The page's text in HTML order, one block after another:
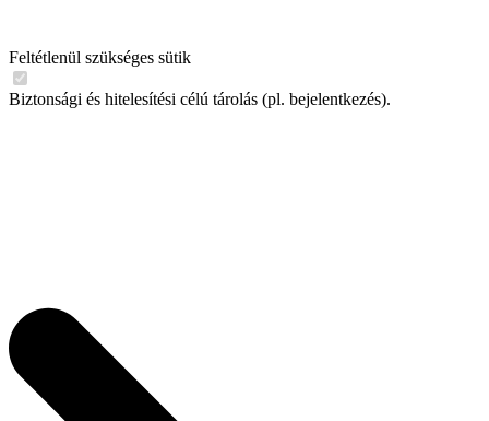
Feltétlenül szükséges sütik
Biztonsági és hitelesítési célú tárolás (pl. bejelentkezés).